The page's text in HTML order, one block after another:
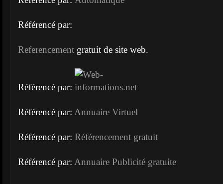
Référencé par:
Referencement gratuit de site web.
Référencé par:
Référencé par: Annuaire Virtuel
Référencé par: Référencement gratuit
Référencé par: Annuaire Publicité gratuite